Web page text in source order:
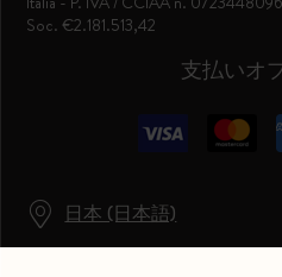
日本 (日本語)
支払いオ
Soc. €2.181.513,42